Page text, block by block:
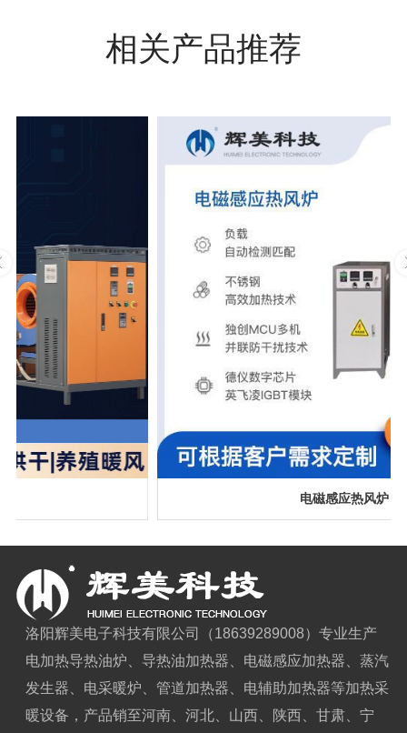
相关产品推荐
洛阳辉美电子科技有限公司（18639289008）专业生产
电加热导热油炉、导热油加热器、电磁感应加热器、蒸汽
发生器、电采暖炉、管道加热器、电辅助加热器等加热采
暖设备，产品销至河南、河北、山西、陕西、甘肃、宁